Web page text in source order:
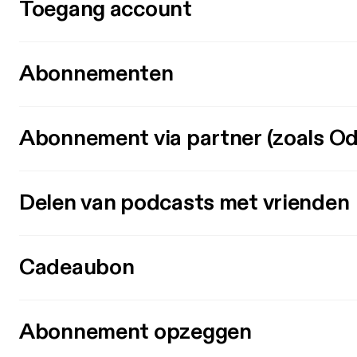
Toegang account
Abonnementen
Abonnement via partner (zoals
Delen van podcasts met vrienden
Cadeaubon
Abonnement opzeggen